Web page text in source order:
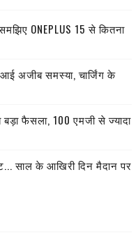
ONEPLUS 15 से कितना
अजीब समस्या, चार्जिंग के
फैसला, 100 एमजी से ज्यादा
साल के आखिरी दिन मैदान पर